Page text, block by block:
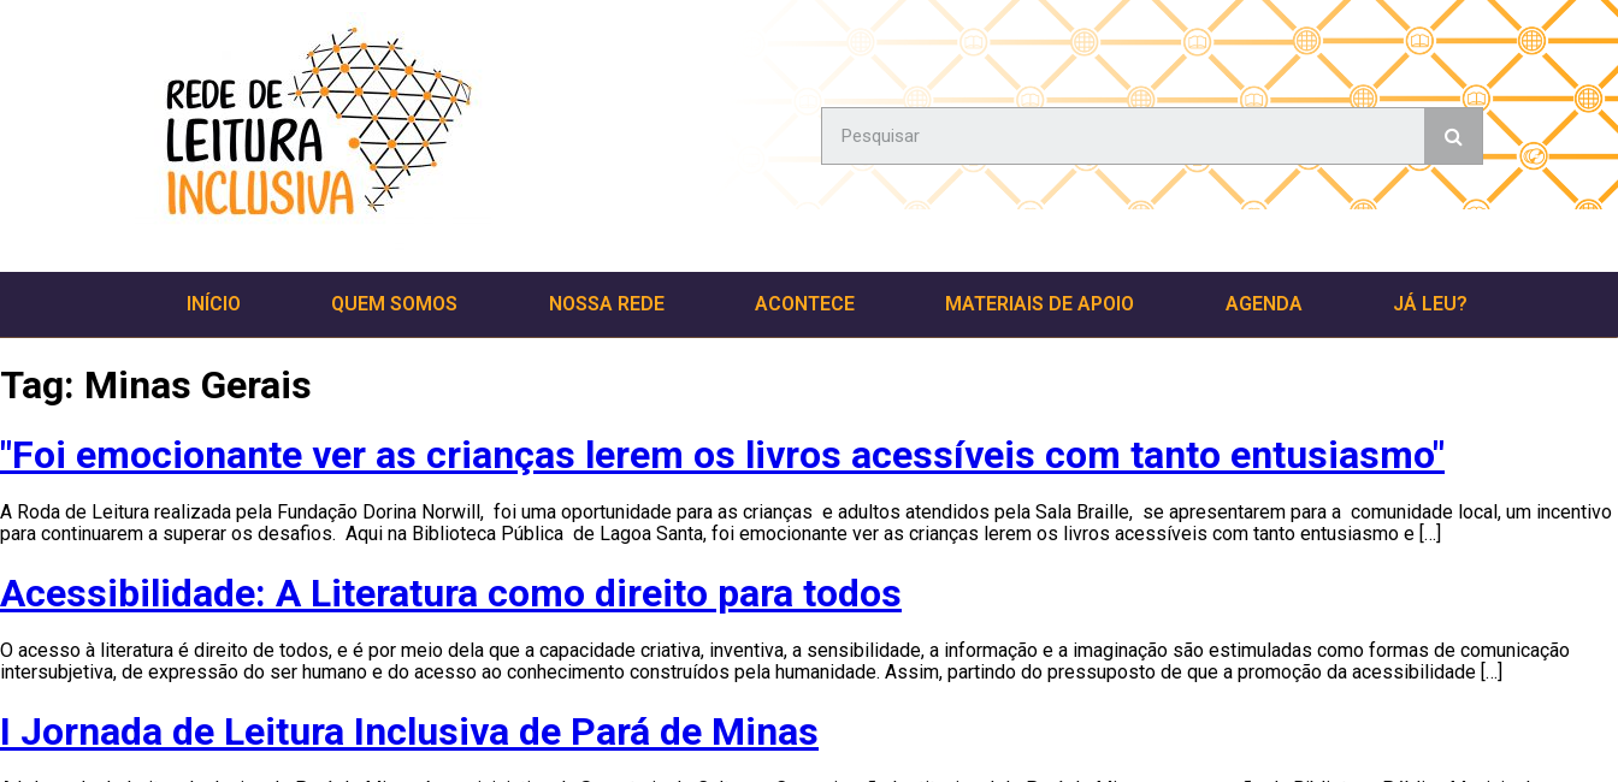
INÍCIO QUEM SOMOS NOSSA REDE ACONTECE MATERIAIS DE APOIO AGENDA JÁ LEU?
Tag: Minas Gerais
"Foi emocionante ver as crianças lerem os livros acessíveis com tanto entusiasmo"
A Roda de Leitura realizada pela Fundação Dorina Norwill, foi uma oportunidade para as crianças e adultos atendidos pela Sala Braille, se apresentarem para a comunidade local, um incentivo
para continuarem a superar os desafios. Aqui na Biblioteca Pública de Lagoa Santa, foi emocionante ver as crianças lerem os livros acessíveis com tanto entusiasmo e […]
Acessibilidade: A Literatura como direito para todos
O acesso à literatura é direito de todos, e é por meio dela que a capacidade criativa, inventiva, a sensibilidade, a informação e a imaginação são estimuladas como formas de comunicação
intersubjetiva, de expressão do ser humano e do acesso ao conhecimento construídos pela humanidade. Assim, partindo do pressuposto de que a promoção da acessibilidade […]
I Jornada de Leitura Inclusiva de Pará de Minas